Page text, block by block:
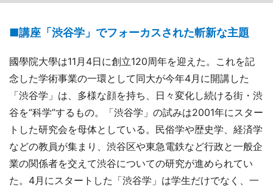
■講座「渋谷学」でフォーカスされた斬新な主題
國學院大學は11月4日に創立120周年を迎えた。これを記
念した学術事業の一環として同大が今年4月に開講した
「渋谷学」は、多様な顔を持ち、日々変化し続ける街・渋
谷を“科学”するもの。「渋谷学」の試みは2001年にスター
トした研究会を母体としている。民俗学や歴史学、経済学
などの教員が集まり、渋谷区や東急電鉄など行政と一般企
業の関係者を交えて渋谷についての研究が進められてい
た。4月にスタートした「渋谷学」は学生だけでなく、一